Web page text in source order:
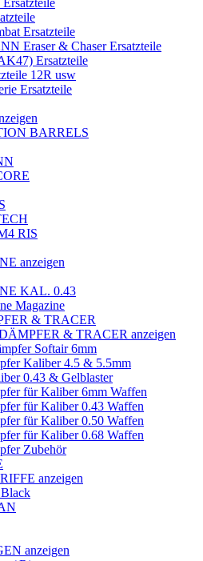
Ersatzteile
Eraser & Chaser Ersatzteile
Ersatzteile
12R usw
Ersatzteile
BARRELS
RIS
anzeigen
KAL. 0.43
Magazine
& TRACER
& TRACER anzeigen
Softair 6mm
Kaliber 4.5 & 5.5mm
0.43 & Gelblaster
für Kaliber 6mm Waffen
für Kaliber 0.43 Waffen
für Kaliber 0.50 Waffen
für Kaliber 0.68 Waffen
Zubehör
anzeigen
anzeigen